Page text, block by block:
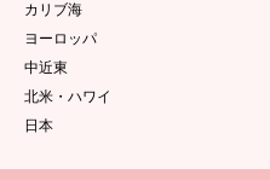
カリブ海
ヨーロッパ
中近東
北米・ハワイ
日本